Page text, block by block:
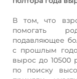
В том, что
помогать
подавляющее
с прошлым
вырос до 10500
по поиску